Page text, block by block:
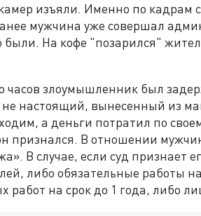
изъяли. Именно по кадрам
мужчина уже совершал
На кофе "позарился"
часов злоумышленник был
не настоящий, вынесенный из
а деньги потратил по
признался. В отношении
В случае, если суд признает
либо обязательные работы
работ на срок до 1 года, либо